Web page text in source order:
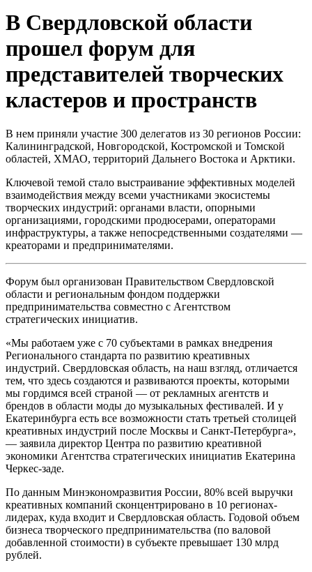
В Свердловской области
прошел форум для
представителей творческих
кластеров и пространств
В нем приняли участие 300 делегатов из 30 регионов России:
Калининградской, Новгородской, Костромской и Томской
областей, ХМАО, территорий Дальнего Востока и Арктики.
Ключевой темой стало выстраивание эффективных моделей
взаимодействия между всеми участниками экосистемы
творческих индустрий: органами власти, опорными
организациями, городскими продюсерами, операторами
инфраструктуры, а также непосредственными создателями —
креаторами и предпринимателями.
Форум был организован Правительством Свердловской
области и региональным фондом поддержки
предпринимательства совместно с Агентством
стратегических инициатив.
«Мы работаем уже с 70 субъектами в рамках внедрения
Регионального стандарта по развитию креативных
индустрий. Свердловская область, на наш взгляд, отличается
тем, что здесь создаются и развиваются проекты, которыми
мы гордимся всей страной — от рекламных агентств и
брендов в области моды до музыкальных фестивалей. И у
Екатеринбурга есть все возможности стать третьей столицей
креативных индустрий после Москвы и Санкт-Петербурга»,
— заявила директор Центра по развитию креативной
экономики Агентства стратегических инициатив Екатерина
Черкес-заде.
По данным Минэкономразвития России, 80% всей выручки
креативных компаний сконцентрировано в 10 регионах-
лидерах, куда входит и Свердловская область. Годовой объем
бизнеса творческого предпринимательства (по валовой
добавленной стоимости) в субъекте превышает 130 млрд
рублей.